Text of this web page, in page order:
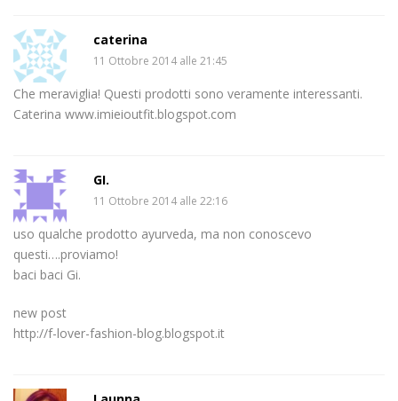
caterina
11 Ottobre 2014 alle 21:45
Che meraviglia! Questi prodotti sono veramente interessanti.
Caterina www.imieioutfit.blogspot.com
GI.
11 Ottobre 2014 alle 22:16
uso qualche prodotto ayurveda, ma non conoscevo
questi….proviamo!
baci baci Gi.
new post
http://f-lover-fashion-blog.blogspot.it